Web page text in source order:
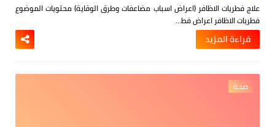
علاج فطريات الاظافر (اعراض اسباب مضاعفات وطرق الوقاية)محتويات الموضوع
فطريات الاظافر اعراض فط…
قراءة المزيد
صحة